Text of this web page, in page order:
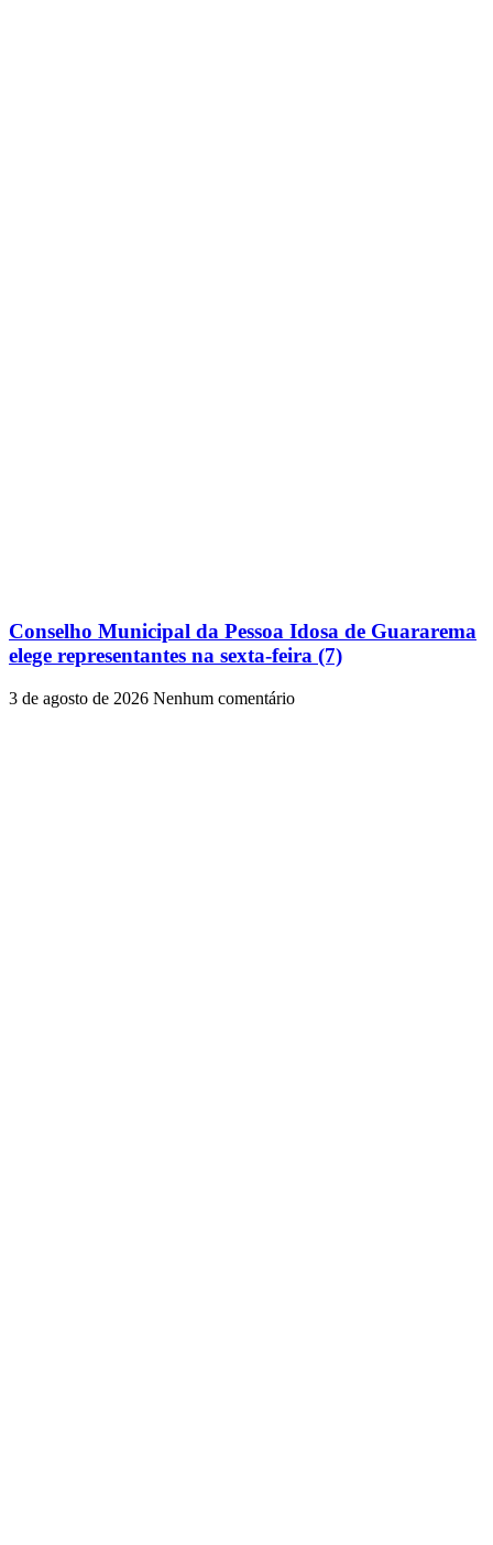
Conselho Municipal da Pessoa Idosa de Guararema
elege representantes na sexta-feira (7)
3 de agosto de 2026 Nenhum comentário